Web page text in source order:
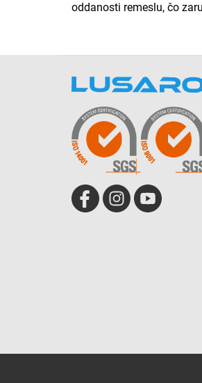
oddanosti remeslu, čo